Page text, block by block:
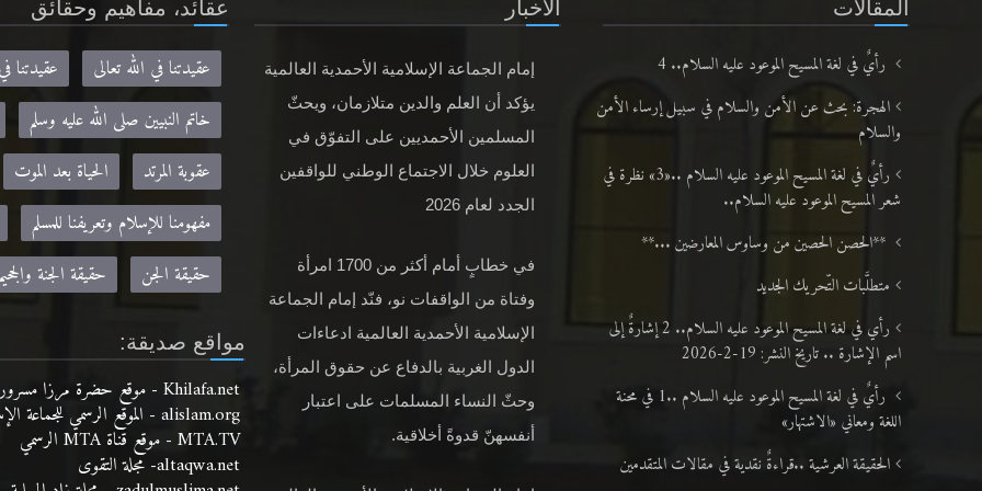
المقالات
رأيٌ في لغة المسيح الموعود عليه السلام.. 4
الهجرة: بحث عن الأمن والسلام في سبيل إرساء الأمن
والسلام
رأيٌ في لغة المسيح الموعود عليه السلام ..«3» نظرة في
شعر المسيح الموعود عليه السلام..
**الحصن الحصين من وساوس المعارضين ...**
متطلَّبات التّحريك الجديد
رأي في لغة المسيح الموعود عليه السلام.. 2 إشارةٌ إلى
اسم الإشارة .. تاريخ النشر: 19-2-2026
رأيٌ في لغة المسيح الموعود عليه السلام ..1 في محنة
اللغة ومعاني «الاشتهار»
الحقيقة العرشية ..قراءةٌ نقدية في مقالات المتقدمين
الأخبار
إمام الجماعة الإسلامية الأحمدية العالمية
يؤكد أن العلم والدين متلازمان، ويحثّ
المسلمين الأحمديين على التفوّق في
العلوم خلال الاجتماع الوطني للواقفين
الجدد لعام 2026
في خطابٍ أمام أكثر من 1700 امرأة
وفتاة من الواقفات نو، فنّد إمام الجماعة
الإسلامية الأحمدية العالمية ادعاءات
الدول الغربية بالدفاع عن حقوق المرأة،
وحثّ النساء المسلمات على اعتبار
أنفسهنّ قدوةً أخلاقية.
عقائد، مفاهيم وحقائق
عقيدتنا في الله تعالى عقيدتنا
خاتم النبيين صلى الله عليه وسلم
عقوبة المرتد
الحياة بعد الموت
مفهومنا للإسلام وتعريفنا للمسلم
حقيقة الجن
حقيقة الجنة
مواقع صديقة:
Khilafa.net - موقع حضرة مرزا مسرور أحمد نصره الله
alislam.org - الموقع الرسمي للجماعة الإسلامية الأحمدية باللغة الانجليزية
MTA.TV - موقع قناة MTA الرسمي
altaqwa.net- مجلة التقوى